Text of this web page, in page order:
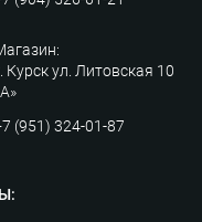
Курск ул. Литовская 10
(951) 324-01-87